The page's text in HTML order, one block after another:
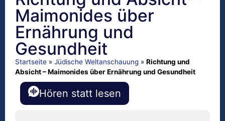
Maimonides über
Ernährung und
Gesundheit
Startseite » Jüdische Weltanschauung » Richtung und
Absicht – Maimonides über Ernährung und Gesundheit
Hören statt lesen